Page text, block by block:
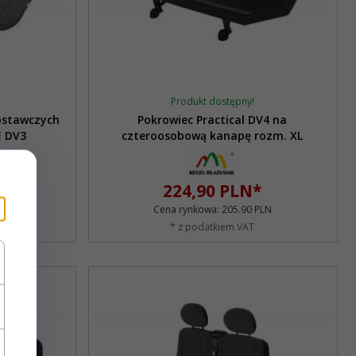
DV3
Produkt dostępny!
Pokrowiec Practical DV4 na
czteroosobową kanapę rozm. XL
224,90 PLN*
Cena rynkowa: 205.90 PLN
* z podatkiem VAT